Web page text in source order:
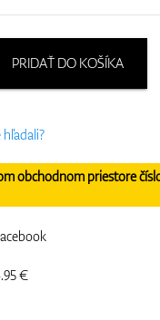
PRIDAŤ DO KOŠÍKA
hľadali?
obchodnom priestore
€